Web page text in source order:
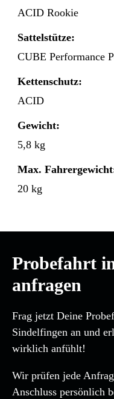
ACID Rookie
Sattelstütze:
CUBE Performance
Kettenschutz:
ACID
Gewicht:
5,8 kg
Max.
20 kg
Probefahrt
anfragen
Frag jetzt Deine
Sindelfingen an und
wirklich anfühlt!
Wir prüfen jede
Anschluss persönlich